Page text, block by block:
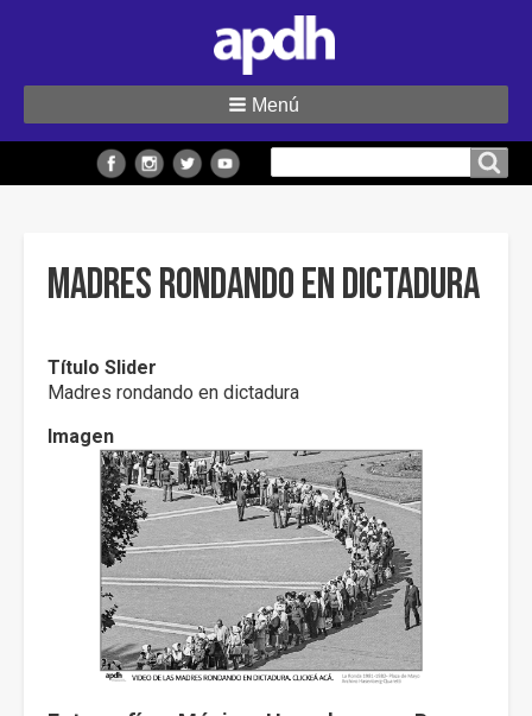
sitio
Menú
Madres rondando en dictadura
Título Slider
Madres rondando en dictadura
Imagen